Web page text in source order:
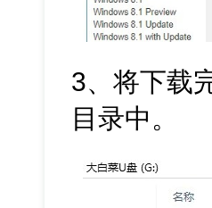
3、将下载
目录中。